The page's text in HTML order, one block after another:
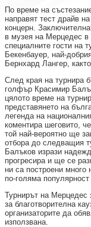
По време на
направят тест драйв
концерн.
в музея на Мерцедес в
специалните гости на
Бекенбауер, най-
Бернхард Лангер,
След края на турнира
голфър Красимир
цялото време на
представянето на
легенда на
коментира шеговито,
той най-вероятно ще
отбора до следващия
Балъков изрази
прогресира и ще се
ни са построени
по-голяма
Турнирът на Мерцедес
за благотворителна
организаторите да
използвана.